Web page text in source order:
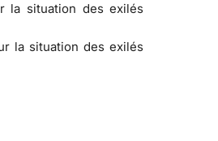
la situation des exilés
la situation des exilés